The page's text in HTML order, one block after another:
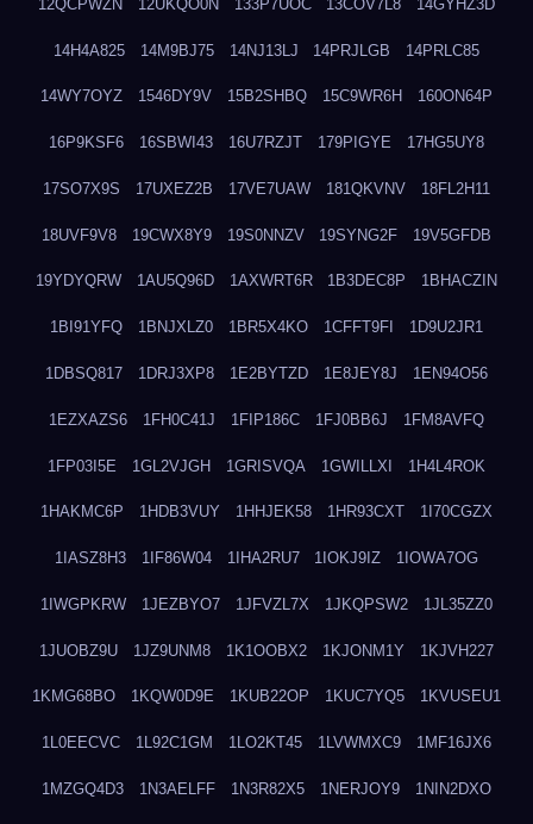
12QCPWZN 12UKQO0N 133P7UOC 13COV7L8 14GYHZ3D
14H4A825 14M9BJ75 14NJ13LJ 14PRJLGB 14PRLC85
14WY7OYZ 1546DY9V 15B2SHBQ 15C9WR6H 160ON64P
16P9KSF6 16SBWI43 16U7RZJT 179PIGYE 17HG5UY8
17SO7X9S 17UXEZ2B 17VE7UAW 181QKVNV 18FL2H11
18UVF9V8 19CWX8Y9 19S0NNZV 19SYNG2F 19V5GFDB
19YDYQRW 1AU5Q96D 1AXWRT6R 1B3DEC8P 1BHACZIN
1BI91YFQ 1BNJXLZ0 1BR5X4KO 1CFFT9FI 1D9U2JR1
1DBSQ817 1DRJ3XP8 1E2BYTZD 1E8JEY8J 1EN94O56
1EZXAZS6 1FH0C41J 1FIP186C 1FJ0BB6J 1FM8AVFQ
1FP03I5E 1GL2VJGH 1GRISVQA 1GWILLXI 1H4L4ROK
1HAKMC6P 1HDB3VUY 1HHJEK58 1HR93CXT 1I70CGZX
1IASZ8H3 1IF86W04 1IHA2RU7 1IOKJ9IZ 1IOWA7OG
1IWGPKRW 1JEZBYO7 1JFVZL7X 1JKQPSW2 1JL35ZZ0
1JUOBZ9U 1JZ9UNM8 1K1OOBX2 1KJONM1Y 1KJVH227
1KMG68BO 1KQW0D9E 1KUB22OP 1KUC7YQ5 1KVUSEU1
1L0EECVC 1L92C1GM 1LO2KT45 1LVWMXC9 1MF16JX6
1MZGQ4D3 1N3AELFF 1N3R82X5 1NERJOY9 1NIN2DXO